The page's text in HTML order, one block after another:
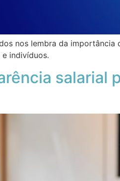
nos lembra da
indivíduos.
salarial